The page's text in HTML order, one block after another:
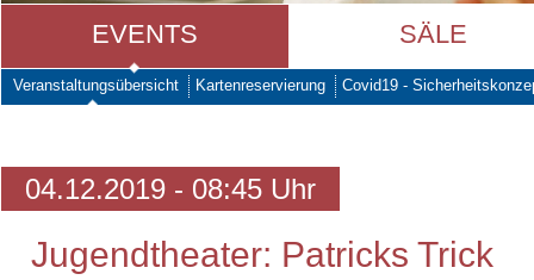
EVENTS SÄLE
Veranstaltungsübersicht Kartenreservierung Covid19 -
04.12.2019 - 08:45 Uhr
Jugendtheater: Patricks Trick